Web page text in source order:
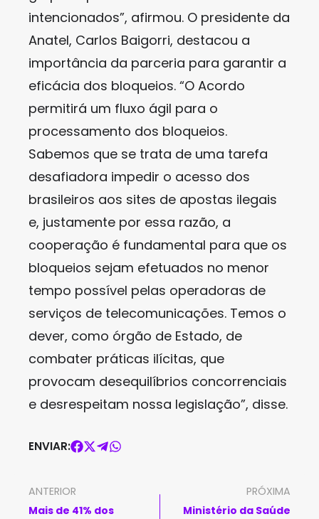
intencionados”, afirmou. O presidente da
Anatel, Carlos Baigorri, destacou a
importância da parceria para garantir a
eficácia dos bloqueios. “O Acordo
permitirá um fluxo ágil para o
processamento dos bloqueios.
Sabemos que se trata de uma tarefa
desafiadora impedir o acesso dos
brasileiros aos sites de apostas ilegais
e, justamente por essa razão, a
cooperação é fundamental para que os
bloqueios sejam efetuados no menor
tempo possível pelas operadoras de
serviços de telecomunicações. Temos o
dever, como órgão de Estado, de
combater práticas ilícitas, que
provocam desequilíbrios concorrenciais
e desrespeitam nossa legislação”, disse.
ENVIAR:
ANTERIOR
Mais de 41% dos
PRÓXIMA
Ministério da Saúde